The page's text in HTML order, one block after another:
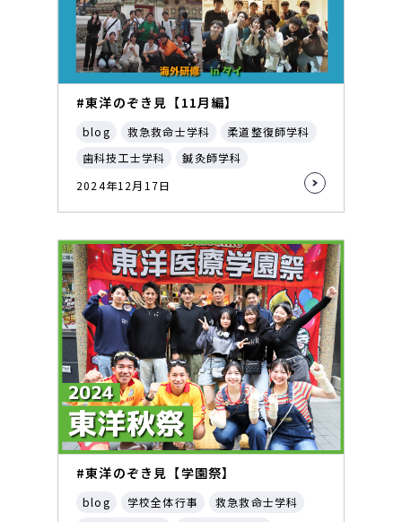
#東洋のぞき見【11月編】
blog 救急救命士学科
柔道整復師学科
歯科技工士学科
鍼灸師学科
2024年12月17日
#東洋のぞき見【学園祭】
blog 学校全体行事
救急救命士学科